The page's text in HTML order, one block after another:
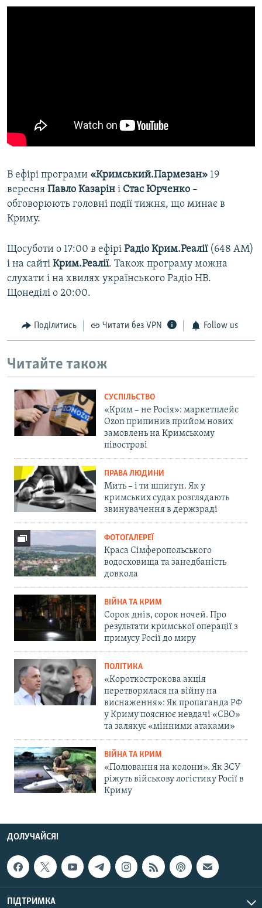
В ефірі програми «Кримський.Пармезан» 19
вересня Павло Казарін​ і Стас Юрченко –
обговорюють головні події тижня, що минає в
Криму.
Щосуботи о 17:00 в ефірі Радіо Крим.Реалії(648 АМ)
і на сайті Крим.Реалії. Також програму можна
слухати і на хвилях українського Радіо НВ.
Щонеділі о 20:00.
Поділитись Читати без VPN Follow us
Читайте також
СУСПІЛЬСТВО
«Крим – не Росія»: маркетплейс
Ozon припинив прийом нових
замовлень на Кримському
півострові
ПРАВА ЛЮДИНИ
Мить – і ти шпигун. Як у
кримських судах розглядають
звинувачення в держзраді
ФОТОГАЛЕРЕЇ
Краса Сімферопольського
водосховища та занедбаність
довкола
ВІЙНА ТА КРИМ
Сорок днів, сорок ночей. Про
результати кримської операції з
примусу Росії до миру
ПОЛІТИКА
«Короткострокова акція
перетворилася на війну на
виснаження»: Як пропаганда РФ
у Криму пояснює невдачі «СВО»
та залякує «мінними атаками»
ВІЙНА ТА КРИМ
«Полювання на колони». Як ЗСУ
ріжуть військову логістику Росії в
Криму
ДОЛУЧАЙСЯ!
ПІДТРИМКА